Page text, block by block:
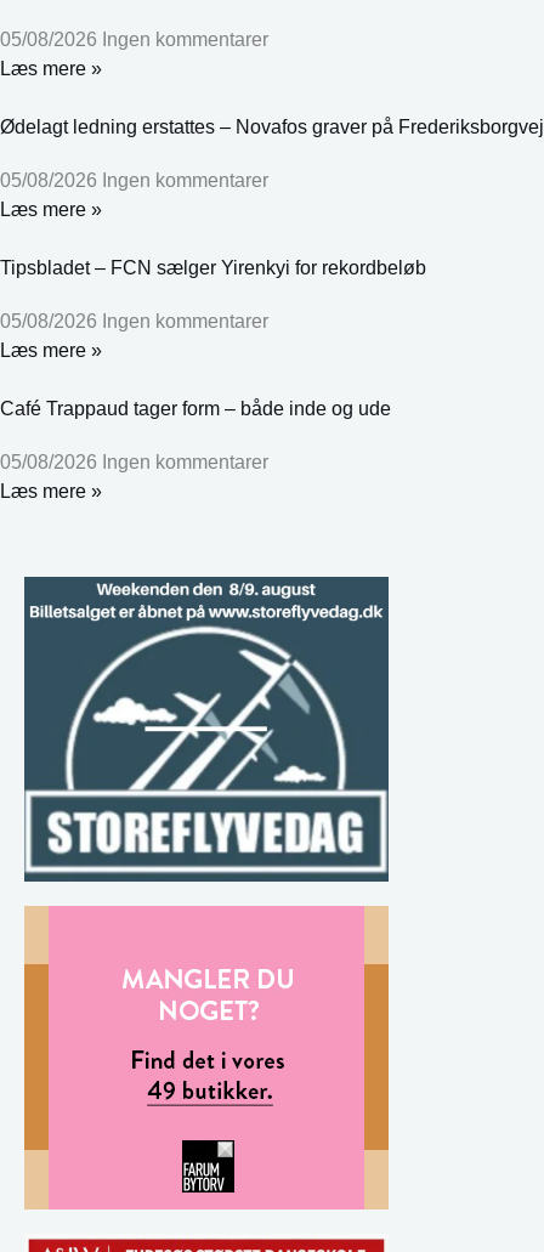
05/08/2026 Ingen kommentarer
Læs mere »
Ødelagt ledning erstattes – Novafos graver på Frederiksborgvej
05/08/2026 Ingen kommentarer
Læs mere »
Tipsbladet – FCN sælger Yirenkyi for rekordbeløb
05/08/2026 Ingen kommentarer
Læs mere »
Café Trappaud tager form – både inde og ude
05/08/2026 Ingen kommentarer
Læs mere »